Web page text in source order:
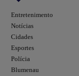
Entretenimento
Notícias
Cidades
Esportes
Polícia
Blumenau